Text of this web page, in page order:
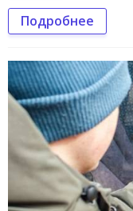
Подробнее